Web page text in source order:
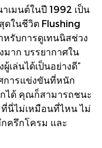
เมนต์ในปี 1992 เป็น
ในชีวิต Flushing
รับการดูเทนนิสช่วง
มาก บรรยากาศใน
ล่นได้เป็นอย่างดี”
การแข่งขันที่หนัก
ได้ คุณก็สามารถชนะ
นี่ไม่เหมือนที่ไหน ไม่
ครึกโครม และ